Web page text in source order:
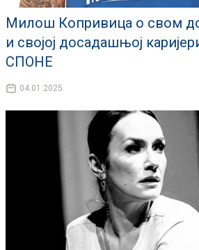
Милош Копривица о свом
и својој досадашњој
СПОНЕ
04.01.2025